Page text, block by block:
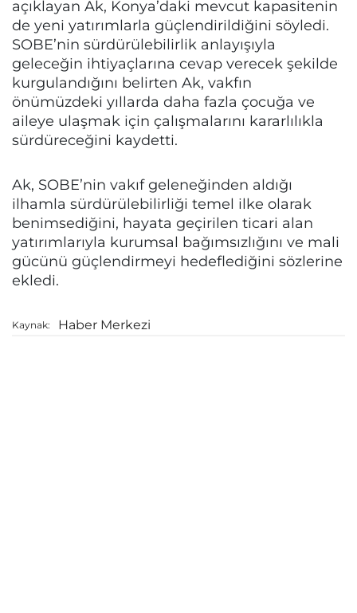
açıklayan Ak, Konya’daki mevcut kapasitenin
de yeni yatırımlarla güçlendirildiğini söyledi.
SOBE’nin sürdürülebilirlik anlayışıyla
geleceğin ihtiyaçlarına cevap verecek şekilde
kurgulandığını belirten Ak, vakfın
önümüzdeki yıllarda daha fazla çocuğa ve
aileye ulaşmak için çalışmalarını kararlılıkla
sürdüreceğini kaydetti.
Ak, SOBE’nin vakıf geleneğinden aldığı
ilhamla sürdürülebilirliği temel ilke olarak
benimsediğini, hayata geçirilen ticari alan
yatırımlarıyla kurumsal bağımsızlığını ve mali
gücünü güçlendirmeyi hedeflediğini sözlerine
ekledi.
Kaynak: Haber Merkezi